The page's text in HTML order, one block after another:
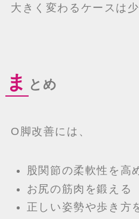
大きく変わるケースは
ま とめ
O脚改善には、
股関節の柔軟性を高
お尻の筋肉を鍛える
正しい姿勢や歩き方